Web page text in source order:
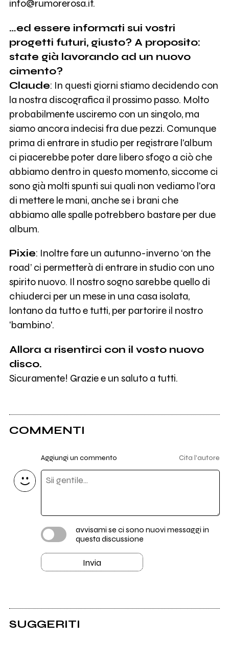
info@rumorerosa.it.
…ed essere informati sui vostri
progetti futuri, giusto? A proposito:
state già lavorando ad un nuovo
cimento?
Claude: In questi giorni stiamo decidendo con
la nostra discografica il prossimo passo. Molto
probabilmente usciremo con un singolo, ma
siamo ancora indecisi fra due pezzi. Comunque
prima di entrare in studio per registrare l'album
ci piacerebbe poter dare libero sfogo a ciò che
abbiamo dentro in questo momento, siccome ci
sono già molti spunti sui quali non vediamo l'ora
di mettere le mani, anche se i brani che
abbiamo alle spalle potrebbero bastare per due
album.
Pixie: Inoltre fare un autunno-inverno ‘on the
road’ ci permetterà di entrare in studio con uno
spirito nuovo. Il nostro sogno sarebbe quello di
chiuderci per un mese in una casa isolata,
lontano da tutto e tutti, per partorire il nostro
'bambino'.
Allora a risentirci con il vosto nuovo
disco.
Sicuramente! Grazie e un saluto a tutti.
COMMENTI
Aggiungi un commento Cita l'autore
avvisami se ci sono nuovi messaggi in
questa discussione
Invia
SUGGERITI